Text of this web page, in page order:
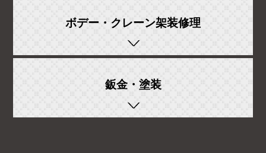
ボデー・クレーン架装修理
鈑金・塗装